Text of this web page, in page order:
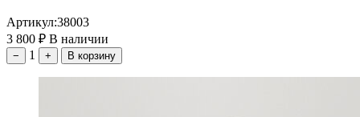
Артикул:38003
3 800 ₽ В наличии
− 1 + В корзину